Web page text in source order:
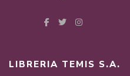
LIBRERIA TEMIS S.A.